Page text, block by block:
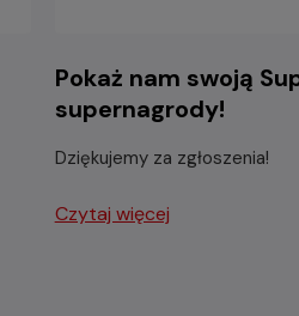
Pokaż nam swoją
supernagrody!
Dziękujemy za zgłoszenia!
Czytaj więcej